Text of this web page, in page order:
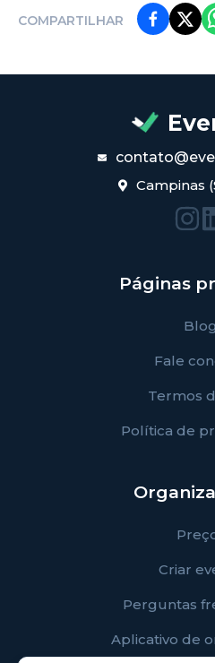
COMPARTILHAR
Campinas
Páginas
Blog
Fale
Termos
Política de
Criar
Perguntas
Aplicativo de